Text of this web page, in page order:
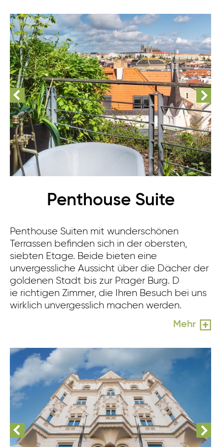
Penthouse Suite
Penthouse Suiten mit wunderschönen
Terrassen befinden sich in der obersten,
siebten Etage. Beide bieten eine
unvergessliche Aussicht über die Dächer der
goldenen Stadt bis zur Prager Burg. D
ie richtigen Zimmer, die Ihren Besuch bei uns
wirklich unvergesslich machen werden.
Mehr